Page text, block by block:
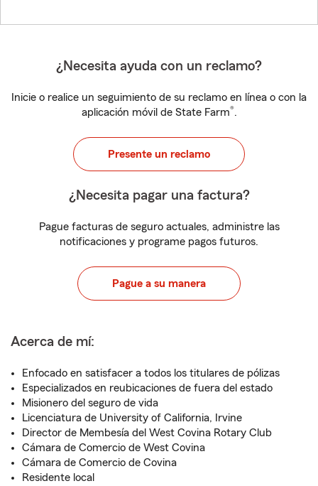
¿Necesita ayuda con un reclamo?
Inicie o realice un seguimiento de su reclamo en línea o con la
aplicación móvil de State Farm®.
Presente un reclamo
¿Necesita pagar una factura?
Pague facturas de seguro actuales, administre las
notificaciones y programe pagos futuros.
Pague a su manera
Acerca de mí:
Enfocado en satisfacer a todos los titulares de pólizas
Especializados en reubicaciones de fuera del estado
Misionero del seguro de vida
Licenciatura de University of California, Irvine
Director de Membesía del West Covina Rotary Club
Cámara de Comercio de West Covina
Cámara de Comercio de Covina
Residente local